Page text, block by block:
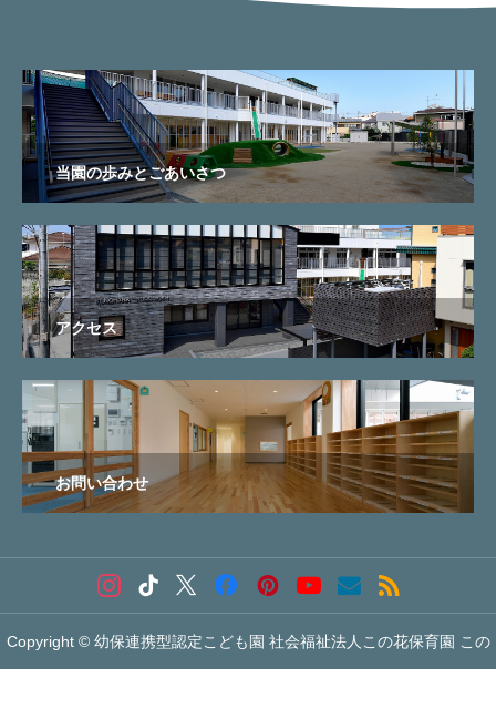
当園の歩みとごあいさつ
アクセス
お問い合わせ
Copyright © 幼保連携型認定こども園 社会福祉法人この花保育園 この